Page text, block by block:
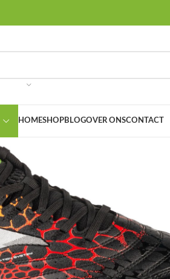
HOMESHOPBLOGOVER ONSCONTACT